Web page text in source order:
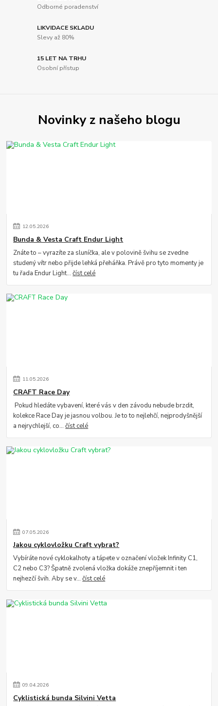
Odborné poradenství
LIKVIDACE SKLADU
Slevy až 80%
15 LET NA TRHU
Osobní přístup
Novinky z našeho blogu
12.05.2026
Bunda & Vesta Craft Endur Light
Znáte to – vyrazíte za sluníčka, ale v polovině švihu se zvedne
studený vítr nebo přijde lehká přeháňka. Právě pro tyto momenty je
tu řada Endur Light...číst celé
11.05.2026
CRAFT Race Day
Pokud hledáte vybavení, které vás v den závodu nebude brzdit,
kolekce Race Day je jasnou volbou. Je to to nejlehčí, nejprodyšnější
a nejrychlejší, co...číst celé
07.05.2026
Jakou cyklovložku Craft vybrat?
Vybíráte nové cyklokalhoty a tápete v označení vložek Infinity C1,
C2 nebo C3? Špatně zvolená vložka dokáže znepříjemnit i ten
nejhezčí švih. Aby se v...číst celé
09.04.2026
Cyklistická bunda Silvini Vetta